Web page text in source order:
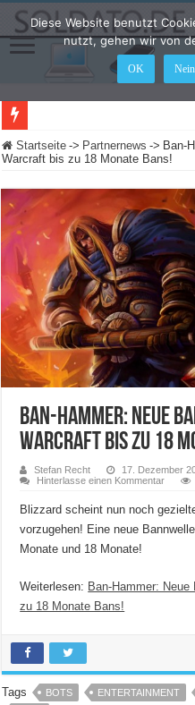
LEGO Star Wars: Die Skywalker Saga
Startseite -> Partnernews -> Ban-
Warcraft bis zu 18 Monate Bans!
Ban-Hammer: Neue
Warcraft bis zu 18
Stefan Recht 17. Dezember
Hinterlasse einen Kommentar
Blizzard scheint nun noch
vorzugehen! Eine neue
Monate und 18 Monate!
Weiterlesen: Ban-Hammer:
zu 18 Monate Bans!
Tags BOTS ENTERTAINMENT
Diese Website benutzt
nutzt, gehen wir von
OK Nein